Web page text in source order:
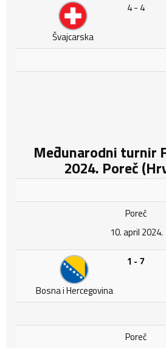
Švajcarska
4 - 4
Međunarodni turnir
2024. Poreč
Poreč
10. april 2024.
Bosna i Hercegovina
1 - 7
Poreč